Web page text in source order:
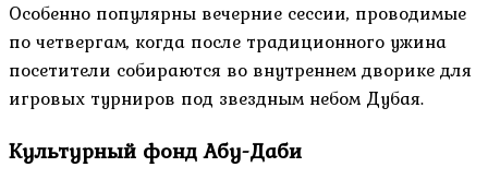
Особенно популярны вечерние сессии, проводимые
по четвергам, когда после традиционного ужина
посетители собираются во внутреннем дворике для
игровых турниров под звездным небом Дубая.
Культурный фонд Абу-Даби